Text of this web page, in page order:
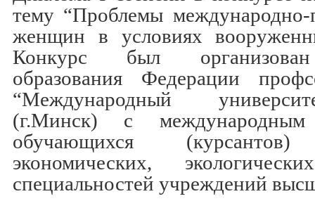
тему “Проблемы
женщин в условиях
Конкурс был
образования Федерации
“Международный
(г.Минск) с
обучающихся (курсантов)
экономических,
специальностей учреждений